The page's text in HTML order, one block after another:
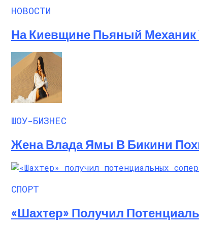
НОВОСТИ
На Киевщине Пьяный
ШОУ-БИЗНЕС
Жена Влада Ямы В Бикини
СПОРТ
«Шахтер» Получил